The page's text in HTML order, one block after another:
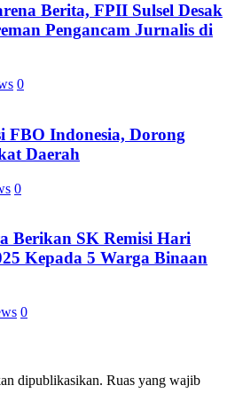
Berita, FPII Sulsel Desak
Pengancam Jurnalis di
0
FBO Indonesia, Dorong
Daerah
0
Berikan SK Remisi Hari
Kepada 5 Warga Binaan
0
dipublikasikan. Ruas yang wajib